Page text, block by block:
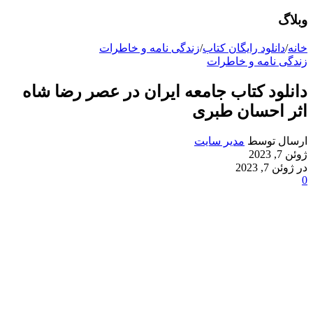
وبلاگ
خانه/دانلود رایگان کتاب/زندگی نامه و خاطرات
زندگی نامه و خاطرات
دانلود کتاب جامعه ایران در عصر رضا شاه
اثر احسان طبری
ارسال توسط مدیر سایت
ژوئن 7, 2023
در ژوئن 7, 2023
0